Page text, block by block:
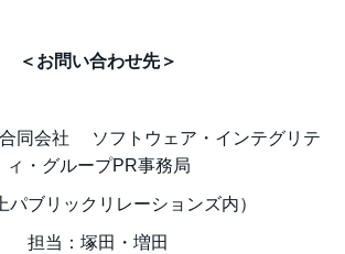
＜お問い合わせ先＞
合同会社 ソフトウェア・インテグリテ
ィ・グループPR事務局
パブリックリレーションズ内）
担当：塚田・増田